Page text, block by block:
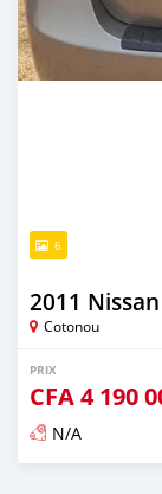
6
2011
Cotonou
PRIX
CFA4 190
N/A